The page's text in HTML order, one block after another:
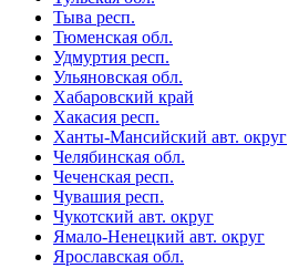
Тыва респ.
Тюменская обл.
Удмуртия респ.
Ульяновская обл.
Хабаровский край
Хакасия респ.
Ханты-Мансийский авт. округ
Челябинская обл.
Чеченская респ.
Чувашия респ.
Чукотский авт. округ
Ямало-Ненецкий авт. округ
Ярославская обл.